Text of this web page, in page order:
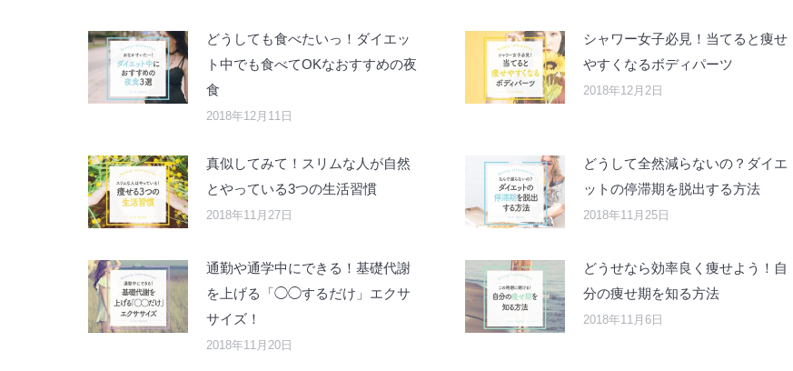
どうしても食べたいっ！ダイエッ
ト中でも食べてOKなおすすめの夜
食
2018年12月11日
シャワー女子必見！当てると痩せ
やすくなるボディパーツ
2018年12月2日
真似してみて！スリムな人が自然
とやっている3つの生活習慣
2018年11月27日
どうして全然減らないの？ダイエ
ットの停滞期を脱出する方法
2018年11月25日
通勤や通学中にできる！基礎代謝
を上げる「◯◯するだけ」エクサ
サイズ！
2018年11月20日
どうせなら効率良く痩せよう！自
分の痩せ期を知る方法
2018年11月6日